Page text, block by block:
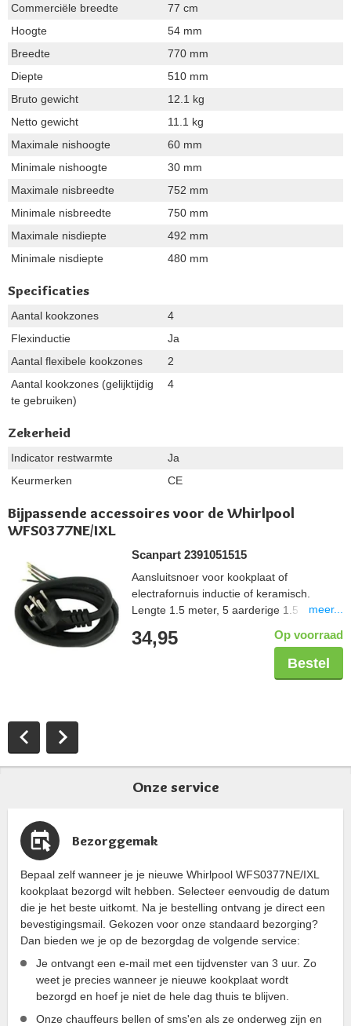
Commerciële breedte
77 cm
Hoogte
54 mm
Breedte
770 mm
Diepte
510 mm
Bruto gewicht
12.1 kg
Netto gewicht
11.1 kg
Maximale nishoogte
60 mm
Minimale nishoogte
30 mm
Maximale nisbreedte
752 mm
Minimale nisbreedte
750 mm
Maximale nisdiepte
492 mm
Minimale nisdiepte
480 mm
Specificaties
Aantal kookzones
4
Flexinductie
Ja
Aantal flexibele kookzones
2
Aantal kookzones (gelijktijdig
te gebruiken)
4
Zekerheid
Indicator restwarmte
Ja
Keurmerken
CE
Bijpassende accessoires voor de Whirlpool
WFS0377NE/IXL
Scanpart 2391051515
Aansluitsnoer voor kookplaat of
electrafornuis inductie of keramisch.
Lengte 1.5 meter, 5 aarderige 1.5 mm2,
meer...
34,95 Op voorraad
Bestel
Onze service
Bezorggemak
Bepaal zelf wanneer je je nieuwe Whirlpool WFS0377NE/IXL
kookplaat bezorgd wilt hebben. Selecteer eenvoudig de datum
die je het beste uitkomt. Na je bestelling ontvang je direct een
bevestigingsmail. Gekozen voor onze standaard bezorging?
Dan bieden we je op de bezorgdag de volgende service:
Je ontvangt een e-mail met een tijdvenster van 3 uur. Zo
weet je precies wanneer je nieuwe kookplaat wordt
bezorgd en hoef je niet de hele dag thuis te blijven.
Onze chauffeurs bellen of sms'en als ze onderweg zijn en